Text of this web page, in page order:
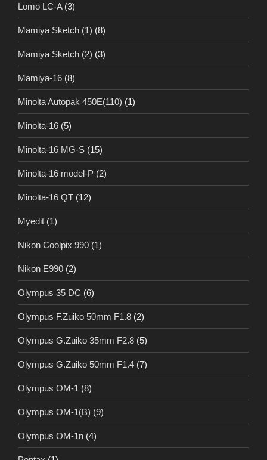
Lomo LC-A(3)
Mamiya Sketch (1) (8)
Mamiya Sketch (2) (3)
Mamiya-16 (8)
Minolta Autopak 450E(110) (1)
Minolta-16 (5)
Minolta-16 MG-S (15)
Minolta-16 model-P (2)
Minolta-16 QT (12)
Myedit (1)
Nikon Coolpix 990 (1)
Nikon E990 (2)
Olympus 35 DC (6)
Olympus F.Zuiko 50mm F1.8 (2)
Olympus G.Zuiko 35mm F2.8 (5)
Olympus G.Zuiko 50mm F1.4 (7)
Olympus OM-1 (8)
Olympus OM-1(B) (9)
Olympus OM-1n (4)